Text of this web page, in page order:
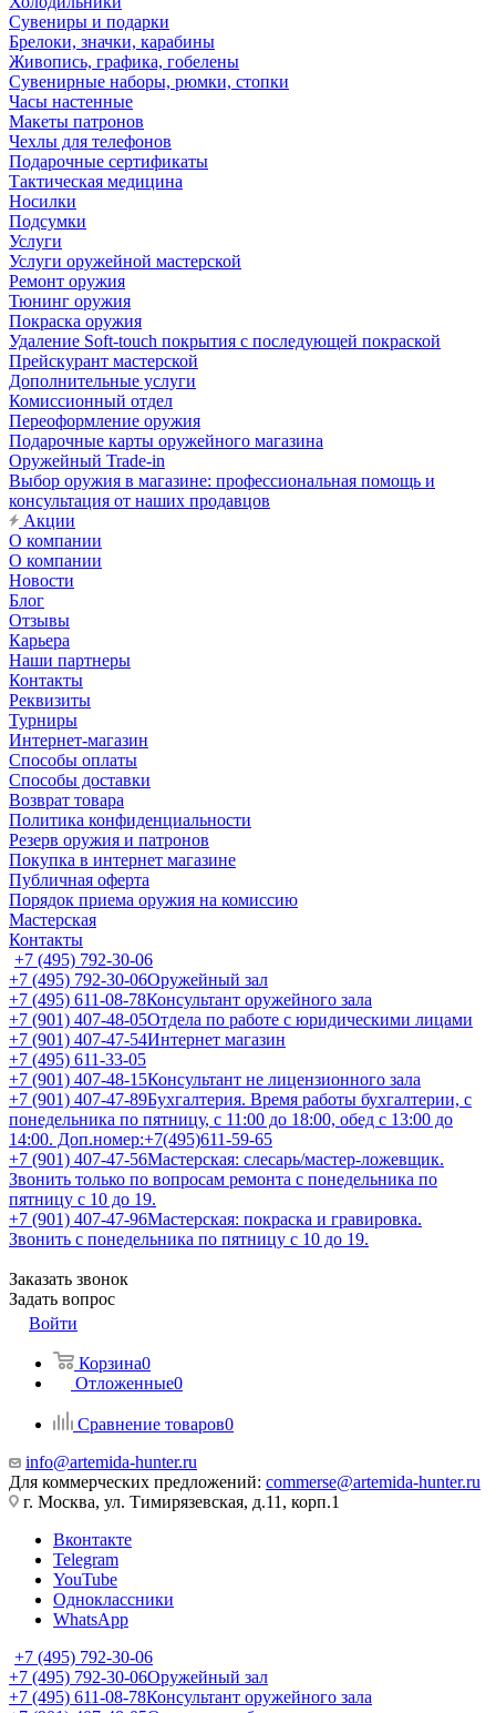
Сувениры и подарки
Брелоки, значки, карабины
Живопись, графика, гобелены
Сувенирные наборы, рюмки, стопки
Часы настенные
Макеты патронов
Чехлы для телефонов
Подарочные сертификаты
Тактическая медицина
Носилки
Подсумки
Услуги
Услуги оружейной мастерской
Ремонт оружия
Тюнинг оружия
Покраска оружия
Удаление Soft-touch покрытия с последующей покраской
Прейскурант мастерской
Дополнительные услуги
Комиссионный отдел
Переоформление оружия
Подарочные карты оружейного магазина
Оружейный Trade-in
Выбор оружия в магазине: профессиональная помощь и
консультация от наших продавцов
Акции
О компании
О компании
Новости
Блог
Отзывы
Карьера
Наши партнеры
Контакты
Реквизиты
Турниры
Интернет-магазин
Способы оплаты
Способы доставки
Возврат товара
Политика конфиденциальности
Резерв оружия и патронов
Покупка в интернет магазине
Публичная оферта
Порядок приема оружия на комиссию
Мастерская
Контакты
+7 (495) 792-30-06
+7 (495) 792-30-06Оружейный зал
+7 (495) 611-08-78Консультант оружейного зала
+7 (901) 407-48-05Отдела по работе с юридическими лицами
+7 (901) 407-47-54Интернет магазин
+7 (495) 611-33-05
+7 (901) 407-48-15Консультант не лицензионного зала
+7 (901) 407-47-89Бухгалтерия. Время работы бухгалтерии, с
понедельника по пятницу, с 11:00 до 18:00, обед с 13:00 до
14:00. Доп.номер:+7(495)611-59-65
+7 (901) 407-47-56Мастерская: слесарь/мастер-ложевщик.
Звонить только по вопросам ремонта с понедельника по
пятницу с 10 до 19.
+7 (901) 407-47-96Мастерская: покраска и гравировка.
Звонить с понедельника по пятницу с 10 до 19.
Заказать звонок
Задать вопрос
Войти
Корзина0
Отложенные0
Сравнение товаров0
info@artemida-hunter.ru
Для коммерческих предложений: commerse@artemida-hunter.ru
г. Москва, ул. Тимирязевская, д.11, корп.1
Вконтакте
Telegram
YouTube
Одноклассники
WhatsApp
+7 (495) 792-30-06
+7 (495) 792-30-06Оружейный зал
+7 (495) 611-08-78Консультант оружейного зала